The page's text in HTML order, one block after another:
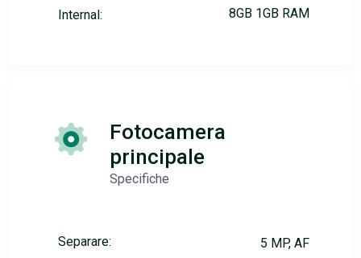
Internal: 8GB 1GB RAM
Fotocamera
principale
Specifiche
Separare: 5 MP, AF